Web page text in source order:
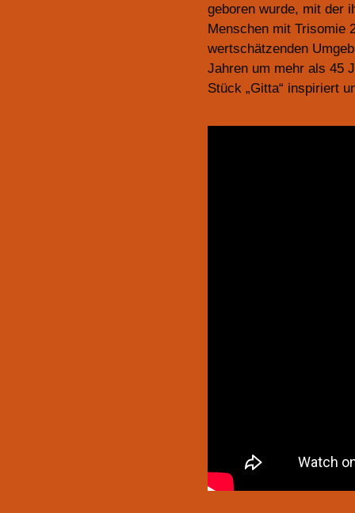
geboren wurde, mit der
Menschen mit Trisomie
wertschätzenden
Jahren um mehr als 45
Stück „Gitta“ inspiriert